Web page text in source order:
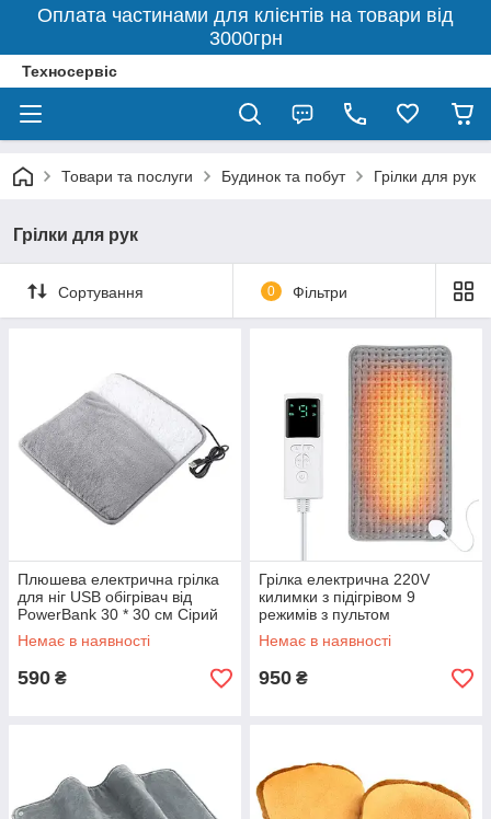
Оплата частинами для клієнтів на товари від
3000грн
Техносервіс
Товари та послуги Будинок та побут Грілки для рук
Грілки для рук
Сортування 0 Фільтри
Плюшева електрична грілка
для ніг USB обігрівач від
PowerBank 30 * 30 см Сірий
Немає в наявності
590 ₴
Грілка електрична 220V
килимки з підігрівом 9
режимів з пультом
управління 60 * 30 см Сірий
Немає в наявності
950 ₴